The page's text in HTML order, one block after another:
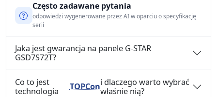
Często zadawane pytania
odpowiedzi wygenerowane przez AI w oparciu o specyfikację
serii
Jaka jest gwarancja na panele G-STAR
GSD7S72T?
Co to jest
technologia
TOPConi dlaczego warto wybrać
właśnie nią?